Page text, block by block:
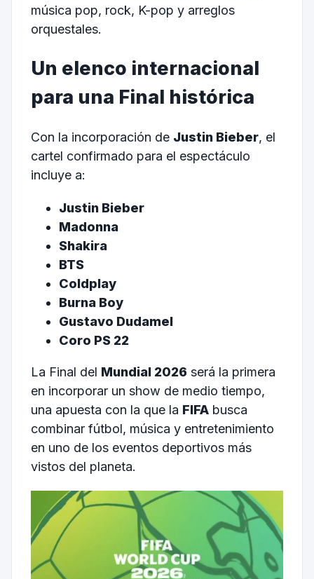
música pop, rock, K-pop y arreglos
orquestales.
Un elenco internacional
para una Final histórica
Con la incorporación de Justin Bieber, el
cartel confirmado para el espectáculo
incluye a:
Justin Bieber
Madonna
Shakira
BTS
Coldplay
Burna Boy
Gustavo Dudamel
Coro PS 22
La Final del Mundial 2026 será la primera
en incorporar un show de medio tiempo,
una apuesta con la que la FIFAbusca
combinar fútbol, música y entretenimiento
en uno de los eventos deportivos más
vistos del planeta.